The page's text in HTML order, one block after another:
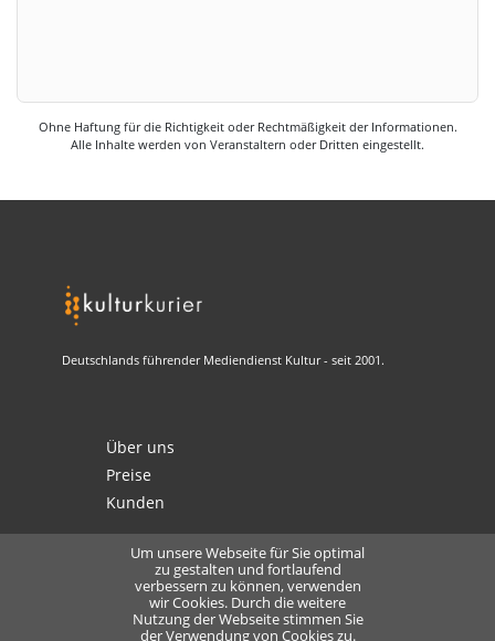
Ohne Haftung für die Richtigkeit oder Rechtmäßigkeit der Informationen.
Alle Inhalte werden von Veranstaltern oder Dritten eingestellt.
Deutschlands führender Mediendienst Kultur - seit 2001.
Über uns
Preise
Kunden
Kontakt
Datenschutz
Um unsere Webseite für Sie optimal
zu gestalten und fortlaufend
verbessern zu können, verwenden
wir Cookies. Durch die weitere
Nutzung der Webseite stimmen Sie
der Verwendung von Cookies zu.